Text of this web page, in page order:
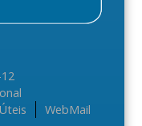
WebMail